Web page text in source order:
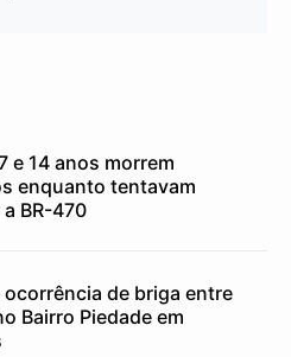
e 14 anos morrem
enquanto tentavam
BR-470
ocorrência de briga entre
Bairro Piedade em